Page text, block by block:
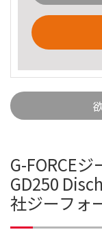
G-FORCE
GD250
社ジーフォ